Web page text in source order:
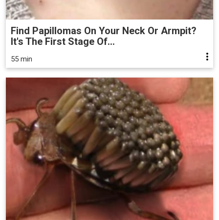
Find Papillomas On Your Neck Or Armpit?
It's The First Stage Of...
55 min